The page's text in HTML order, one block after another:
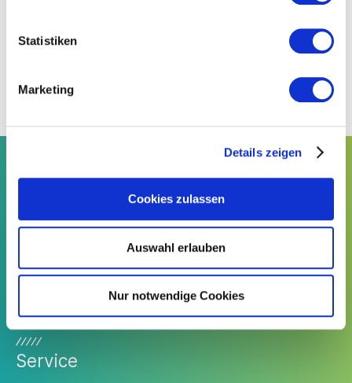
Statistiken
Marketing
Details zeigen
Cookies zulassen
Auswahl erlauben
Nur notwendige Cookies
Südwesttextil e. V.
info@suedwesttextil.de
Service